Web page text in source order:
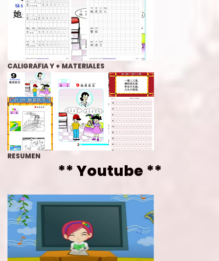
CALIGRAFIAY + MATERIALES
RESUMEN
**Youtube **